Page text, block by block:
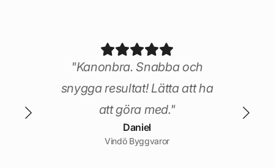
"Kanonbra. Snabba och
snygga resultat! Lätta att ha
att göra med."
Daniel
Vindö Byggvaror